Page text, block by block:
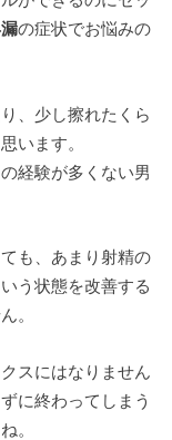
の症状でお悩みの
、少し擦れたくら
います。
経験が多くない男
も、あまり射精の
う状態を改善する
。
スにはなりません
に終わってしまう
。